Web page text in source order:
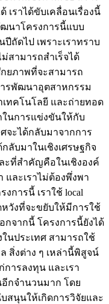
เราได้ขับเคลื่อนเรื่องนี้
นาโครงการนี้แบบ
ถัดไป เพราะเราทราบ
สามารถสำเร็จได้
กยภาพที่จะสามารถ
ารพัฒนาอุตสาหกรรม
ทคโนโลยี และถ่ายทอด
นการแข่งขันให้กับ
จะได้กลับมาจากการ
ลับมาในเชิงเศรษฐกิจ
ะที่สำคัญคือในเชิงองค์
และเราไม่ต้องพึ่งพา
การนี้ เราใช้ local
หวังที่จะขยับให้มีการใช้
กจากนี้ โครงการนี้ยังได้
ในประเทศ สามารถใช้
สิ่งต่าง ๆ เหล่านี้พิสูจน์
ารลงทุน และเรา
อีกจำนวนมาก โดย
สนุนให้เกิดการวิจัยและ